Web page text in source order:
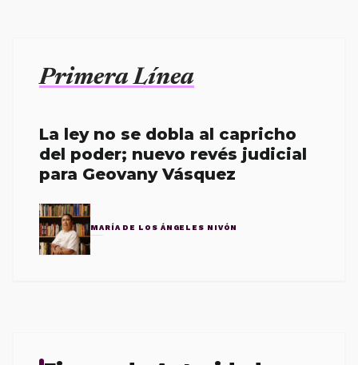
Primera Línea
La ley no se dobla al capricho
del poder; nuevo revés judicial
para Geovany Vásquez
MARÍA DE LOS ÁNGELES NIVÓN